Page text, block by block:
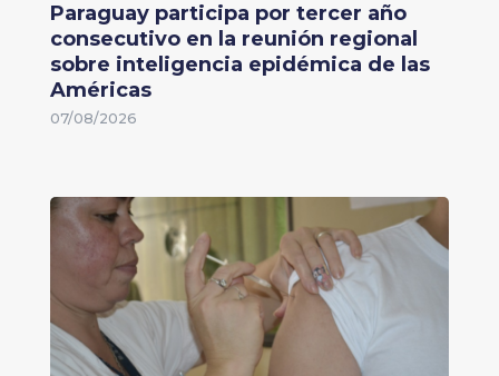
Paraguay participa por tercer año
consecutivo en la reunión regional
sobre inteligencia epidémica de las
Américas
07/08/2026